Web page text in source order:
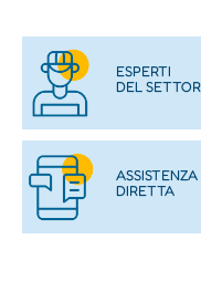
ESPERTI
DEL
ASSISTENZA
DIRETTA